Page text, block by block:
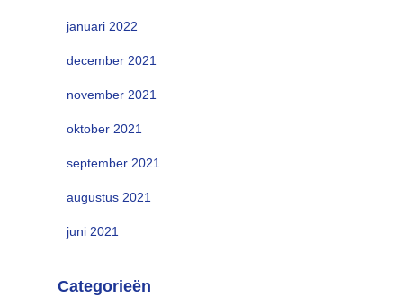
januari 2022
december 2021
november 2021
oktober 2021
september 2021
augustus 2021
juni 2021
Categorieën